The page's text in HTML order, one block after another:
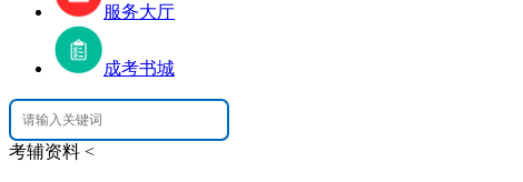
服务大厅
成考书城
考辅资料 <